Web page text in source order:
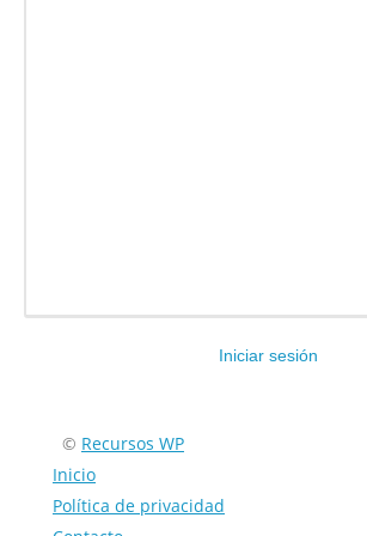
Iniciar sesión
Encuéntranos en:
© Recursos WP
Inicio
Política de privacidad